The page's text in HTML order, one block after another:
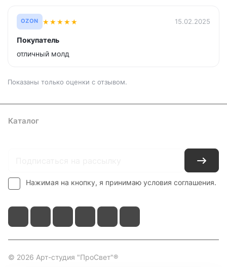
OZON ★★★★★ 15.02.2025
Покупатель
отличный молд
Показаны только оценки с отзывом.
Каталог
Нажимая на кнопку, я принимаю условия соглашения.
© 2026 Арт-студия "ПроСвет"®